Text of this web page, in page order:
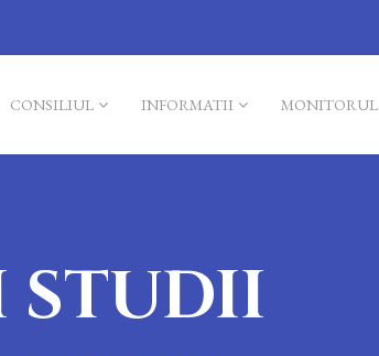
CONSILIUL INFORMATII MONITORUL
STUDII